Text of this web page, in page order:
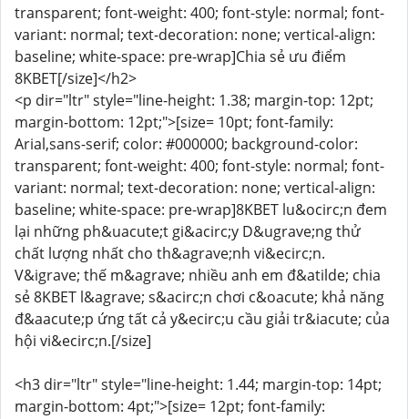
transparent; font-weight: 400; font-style: normal; font-
variant: normal; text-decoration: none; vertical-align:
baseline; white-space: pre-wrap]Chia sẻ ưu điểm
8KBET[/size]</h2>
<p dir="ltr" style="line-height: 1.38; margin-top: 12pt;
margin-bottom: 12pt;">[size= 10pt; font-family:
Arial,sans-serif; color: #000000; background-color:
transparent; font-weight: 400; font-style: normal; font-
variant: normal; text-decoration: none; vertical-align:
baseline; white-space: pre-wrap]8KBET lu&ocirc;n đem
lại những ph&uacute;t gi&acirc;y D&ugrave;ng thử
chất lượng nhất cho th&agrave;nh vi&ecirc;n.
V&igrave; thế m&agrave; nhiều anh em đ&atilde; chia
sẻ 8KBET l&agrave; s&acirc;n chơi c&oacute; khả năng
đ&aacute;p ứng tất cả y&ecirc;u cầu giải tr&iacute; của
hội vi&ecirc;n.[/size]
<h3 dir="ltr" style="line-height: 1.44; margin-top: 14pt;
margin-bottom: 4pt;">[size= 12pt; font-family: